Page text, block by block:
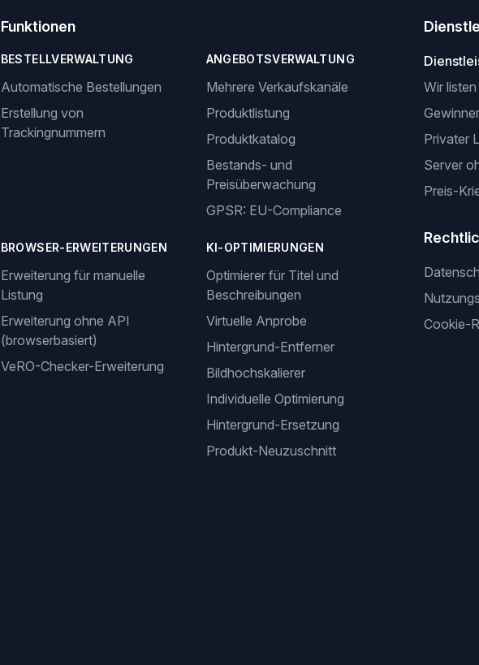
Funktionen
BESTELLVERWALTUNG
Automatische Bestellungen
Erstellung von
Trackingnummern
ANGEBOTSVERWALTUNG
Mehrere Verkaufskanäle
Produktlistung
Produktkatalog
Bestands- und
Preisüberwachung
GPSR: EU-Compliance
BROWSER-ERWEITERUNGEN
Erweiterung für manuelle
Listung
Erweiterung ohne API
(browserbasiert)
VeRO-Checker-Erweiterung
KI-OPTIMIERUNGEN
Optimierer für Titel und
Beschreibungen
Virtuelle Anprobe
Hintergrund-Entferner
Bildhochskalierer
Individuelle Optimierung
Hintergrund-Ersetzung
Produkt-Neuzuschnitt
Wir
Privater
Server
Preis-
Cookie-